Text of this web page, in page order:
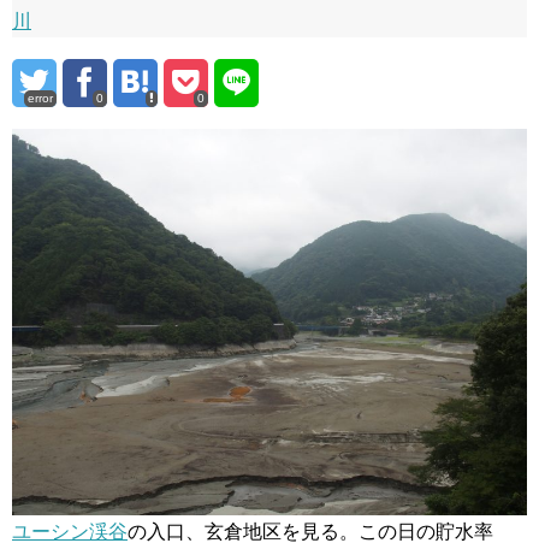
川
error 0 0
ユーシン渓谷の入口、玄倉地区を見る。この日の貯水率